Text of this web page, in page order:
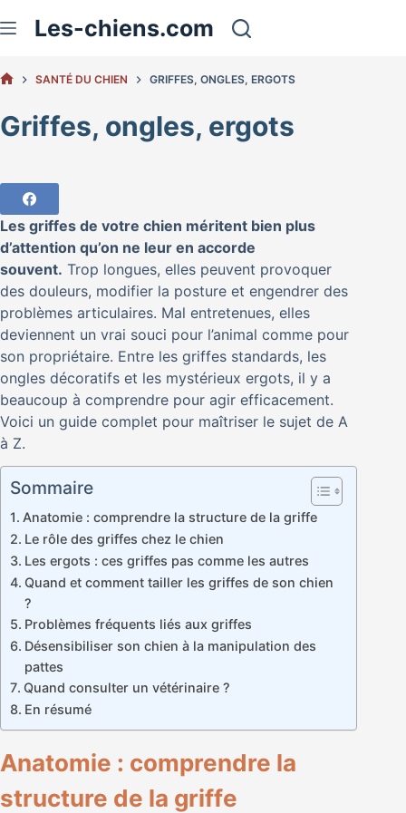
au
Les-chiens.com
SANTÉ DU CHIEN GRIFFES, ONGLES, ERGOTS
Griffes, ongles, ergots
Les griffes de votre chien méritent bien plus
d’attention qu’on ne leur en accorde
souvent. Trop longues, elles peuvent provoquer
des douleurs, modifier la posture et engendrer des
problèmes articulaires. Mal entretenues, elles
deviennent un vrai souci pour l’animal comme pour
son propriétaire. Entre les griffes standards, les
ongles décoratifs et les mystérieux ergots, il y a
beaucoup à comprendre pour agir efficacement.
Voici un guide complet pour maîtriser le sujet de A
à Z.
Sommaire
Anatomie : comprendre la structure de la griffe
Le rôle des griffes chez le chien
Les ergots : ces griffes pas comme les autres
Quand et comment tailler les griffes de son chien
?
Problèmes fréquents liés aux griffes
Désensibiliser son chien à la manipulation des
pattes
Quand consulter un vétérinaire ?
En résumé
Anatomie : comprendre la
structure de la griffe